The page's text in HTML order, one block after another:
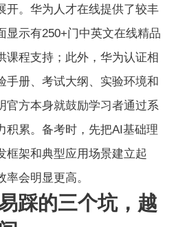
开。华为人才在线提供了较丰
显示有250+门中英文在线精品
课程支持；此外，华为认证相
手册、考试大纲、实验环境和
官方本身就鼓励学习者通过系
积累。备考时，先把AI基础理
框架和典型应用场景建立起
会明显更高。
踩的三个坑，越